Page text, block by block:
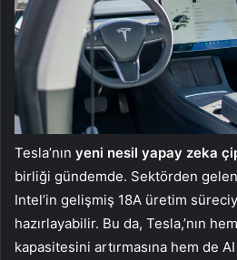
Tesla’nın yeni nesil yapay zeka
birliği gündemde. Sektörden
Intel’in gelişmiş 18A üretim
hazırlayabilir. Bu da, Tesla,’nın
kapasitesini artırmasına hem de